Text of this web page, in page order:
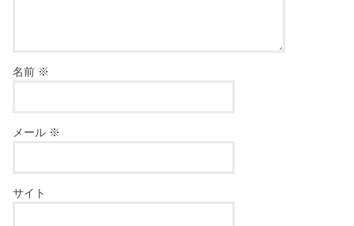
名前 ※
メール ※
サイト